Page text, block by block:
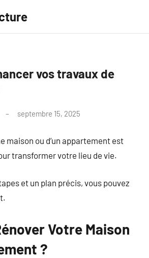
vos travaux de
septembre 15, 2025
maison ou d’un appartement est
transformer votre lieu de vie.
et un plan précis, vous pouvez
Votre Maison
?